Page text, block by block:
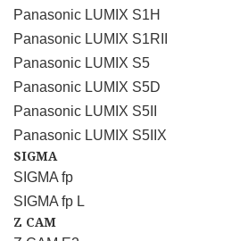
Panasonic LUMIX S1H
Panasonic LUMIX S1RII
Panasonic LUMIX S5
Panasonic LUMIX S5D
Panasonic LUMIX S5II
Panasonic LUMIX S5IIX
SIGMA
SIGMA fp
SIGMA fp L
Z CAM